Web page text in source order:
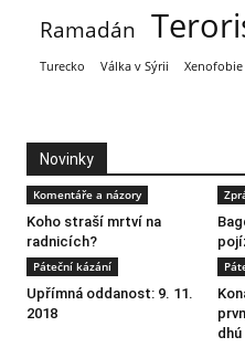
Ramadán
Turecko Válka v Sýrii Xenofobie
Novinky
Komentáře a názory
Koho straší mrtví na
radnicích?
Páteční kázání
Upřímná oddanost: 9. 11.
2018